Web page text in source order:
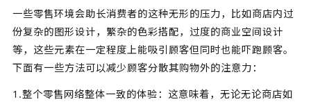
一些零售环境会助长消费者的这种无形的压力，比如商店内过
份复杂的图形设计，繁杂的色彩搭配，过度的商业空间设计
等，这些元素在一定程度上能吸引顾客但同时也能吓跑顾客。
下面有一些方法可以减少顾客分散其购物外的注意力：
1.整个零售网络整体一致的体验：这意味着，无论无论商店如